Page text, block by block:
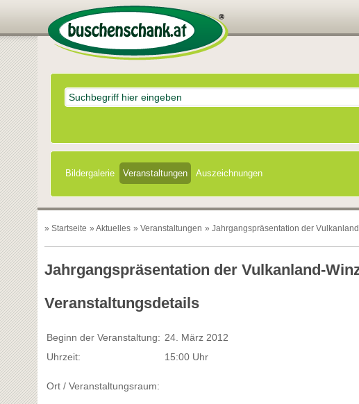
Bildergalerie Veranstaltungen Auszeichnungen
» Startseite » Aktuelles » Veranstaltungen » Jahrgangspräsentation der
Jahrgangspräsentation der Vulkanland-
Veranstaltungsdetails
Beginn der Veranstaltung: 24. März 2012
Uhrzeit:
15:00 Uhr
Ort / Veranstaltungsraum: